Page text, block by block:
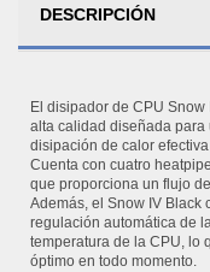
DESCRIPCIÓN
El disipador de CPU
alta calidad diseñada
disipación de calor
Cuenta con cuatro
que proporciona un flujo
Además, el Snow IV Black
regulación automática de
temperatura de la CPU, lo
óptimo en todo momento.